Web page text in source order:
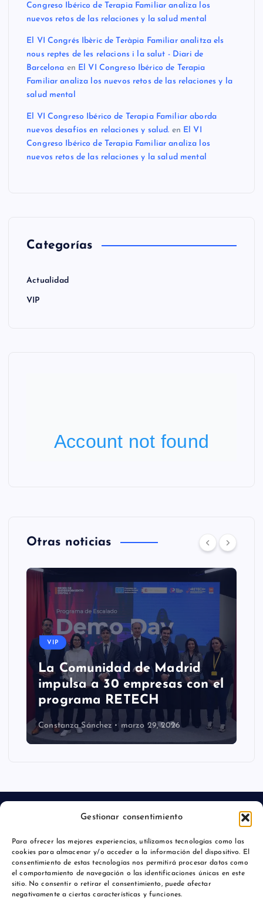
Gestionar consentimiento
Para ofrecer las mejores experiencias, utilizamos tecnologías como las
cookies para almacenar y/o acceder a la información del dispositivo. El
consentimiento de estas tecnologías nos permitirá procesar datos como
el comportamiento de navegación o las identificaciones únicas en este
sitio. No consentir o retirar el consentimiento, puede afectar
negativamente a ciertas características y funciones.
Congreso Ibérico de Terapia Familiar analiza los
nuevos retos de las relaciones y la salud mental
El VI Congrés Ibèric de Teràpia Familiar analitza els
nous reptes de les relacions i la salut - Diari de
Barcelona en El VI Congreso Ibérico de Terapia
Familiar analiza los nuevos retos de las relaciones y la
salud mental
El VI Congreso Ibérico de Terapia Familiar aborda
nuevos desafíos en relaciones y salud. en El VI
Congreso Ibérico de Terapia Familiar analiza los
nuevos retos de las relaciones y la salud mental
Categorías
Actualidad
VIP
Otras noticias
VIP
La Comunidad de Madrid
impulsa a 30 empresas con el
programa RETECH
Constanza Sánchez marzo 29, 2026
Aviso legal
Política de privacidad